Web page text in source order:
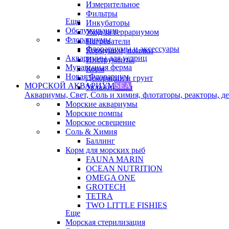
Измерительное
Фильтры
Инкубаторы
Уход за террариумом
Нагреватели
Кормушки, поилки
Инструменты
Корм
Декорации и грунт
Увлажнители
Еще
Обслуживание
Флорариумы
Флорариумы и аксессуары
Аквариумы для устриц
Муравьиная ферма
Новая Флорариум
МОРСКОЙ АКВАРИУМSEA
Аквариумы, Свет, Соль и химия, флотаторы, реакторы,
Морские аквариумы
Морские помпы
Морское освещение
Соль & Химия
Баллинг
Корм для морских рыб
FAUNA MARIN
OCEAN NUTRITION
OMEGA ONE
GROTECH
TETRA
TWO LITTLE FISHIES
Еще
Морская стерилизация